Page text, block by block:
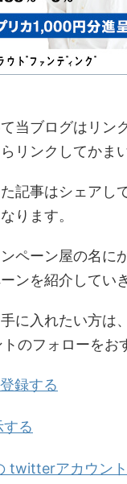
当ブログはリン
リンクしてかま
記事はシェアし
ります。
ペーン屋の名に
ンを紹介してい
に入れたい方は
のフォローをお
録する
する
twitterアカウント